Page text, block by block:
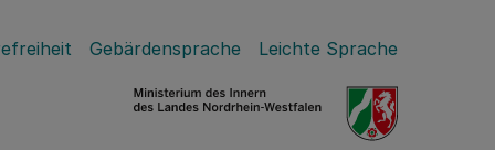
Gebärdensprache Leichte Sprache